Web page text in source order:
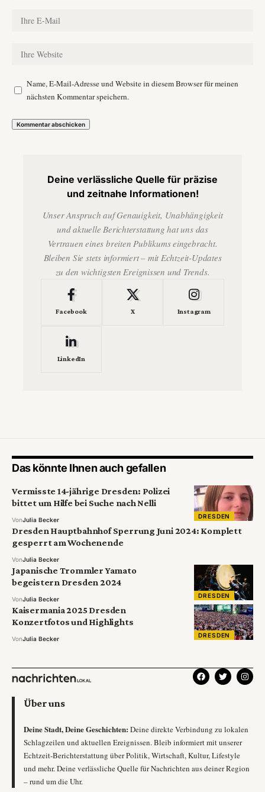
Name, E-Mail-Adresse und Website in diesem Browser für meinen
nächsten Kommentar speichern.
Deine verlässliche Quelle für präzise
und zeitnahe Informationen!
Unser Anspruch auf Genauigkeit, Unabhängigkeit
und aktuelle Berichterstattung hat uns das
Vertrauen eines breiten Publikums eingebracht.
Bleiben Sie stets informiert – mit Echtzeit-Updates
zu den wichtigsten Ereignissen und Trends.
Facebook X Instagram
LinkedIn
Das könnte Ihnen auch gefallen
DRESDEN
Vermisste 14-jährige Dresden: Polizei
bittet um Hilfe bei Suche nach Nelli
VonJulia Becker
Dresden Hauptbahnhof Sperrung Juni 2024: Komplett
gesperrt am Wochenende
VonJulia Becker
DRESDEN
Japanische Trommler Yamato
begeistern Dresden 2024
VonJulia Becker
DRESDEN
Kaisermania 2025 Dresden
Konzertfotos und Highlights
VonJulia Becker
Über uns
Deine Stadt, Deine Geschichten: Deine direkte Verbindung zu lokalen
Schlagzeilen und aktuellen Ereignissen. Bleib informiert mit unserer
Echtzeit-Berichterstattung über Politik, Wirtschaft, Kultur, Lifestyle
und mehr. Deine verlässliche Quelle für Nachrichten aus deiner Region
– rund um die Uhr.